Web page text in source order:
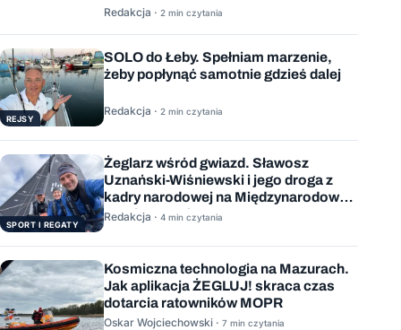
Redakcja · 2 min czytania
REJSY
SOLO do Łeby. Spełniam marzenie,
żeby popłynąć samotnie gdzieś dalej
Redakcja · 2 min czytania
SPORT I REGATY
Żeglarz wśród gwiazd. Sławosz
Uznański-Wiśniewski i jego droga z
kadry narodowej na Międzynarodową
Stację Kosmiczną
Redakcja · 4 min czytania
Kosmiczna technologia na Mazurach.
Jak aplikacja ŻEGLUJ! skraca czas
dotarcia ratowników MOPR
Oskar Wojciechowski · 7 min czytania